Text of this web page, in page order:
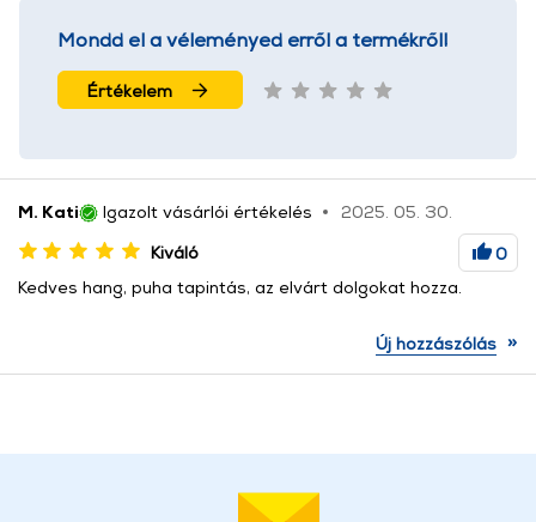
Mondd el a véleményed erről a termékről!
Értékelem
M. Kati Igazolt vásárlói értékelés
2025. 05. 30.
Kiváló
0
Kedves hang, puha tapintás, az elvárt dolgokat hozza.
Új hozzászólás »